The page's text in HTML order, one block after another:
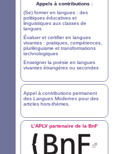
Appels à contributions :
(Se) former en langues : des
politiques éducatives et
linguistiques aux classes de
langues
Évaluer et certifier en langues
vivantes : pratiques, compétences,
plurilinguisme et transformations
technologiques
Enseigner la poésie en langues
vivantes étrangères ou secondes
Appel à contributions permanent
des Langues Modernes pour des
articles hors-thèmes
L’APLV partenaire de la BnF